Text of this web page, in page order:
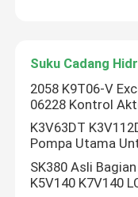
Video
Tentang Kami
Suku Cadang
2058 K9T06-V
06228 Kontrol
K3V63DT
Pompa Utama
SK380 Asli
K5V140 K7V140